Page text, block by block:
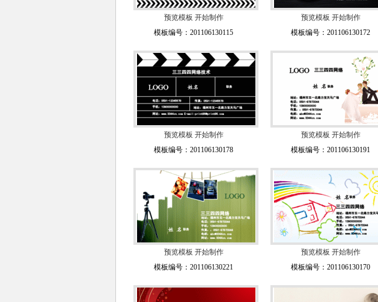
预览模板 开始制作
模板编号：201106130115
预览模板 开始制作
模板编号：201106130172
预览模板 开始制作
模板编号：201106130178
预览模板 开始制作
模板编号：201106130191
预览模板 开始制作
模板编号：201106130221
预览模板 开始制作
模板编号：201106130170